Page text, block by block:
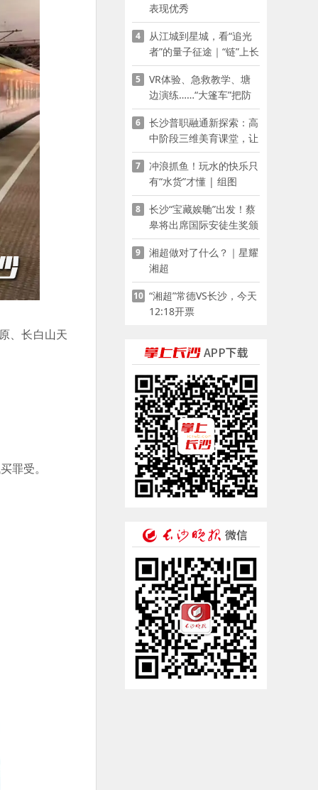
、长白山天
罪受。
表现优秀
4
从江城到星城，看“追光
者”的量子征途｜“链”上长
沙 “才”够硬核
5
VR体验、急救教学、塘
边演练……“大篷车”把防
溺水课堂搬到乡村青少年
家门口
6
长沙普职融通新探索：高
中阶段三维美育课堂，让
少年向美而生
7
冲浪抓鱼！玩水的快乐只
有“水货”才懂 | 组图
8
长沙“宝藏娭毑”出发！蔡
皋将出席国际安徒生奖颁
奖典礼并领奖
9
湘超做对了什么？｜星耀
湘超
10 “湘超”常德VS长沙，今天
12:18开票